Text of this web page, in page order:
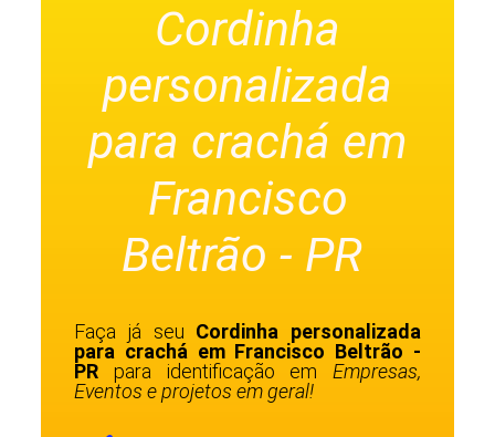
Cordinha
personalizada
para crachá em
Francisco
Beltrão - PR
Faça já seu Cordinha personalizada
para crachá em Francisco Beltrão -
PR para identificação em Empresas,
Eventos e projetos em geral!